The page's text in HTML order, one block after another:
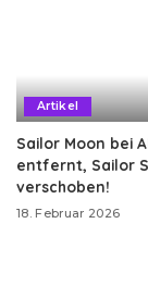
Artikel
Sailor Moon bei
entfernt, Sailor
verschoben!
18. Februar 2026